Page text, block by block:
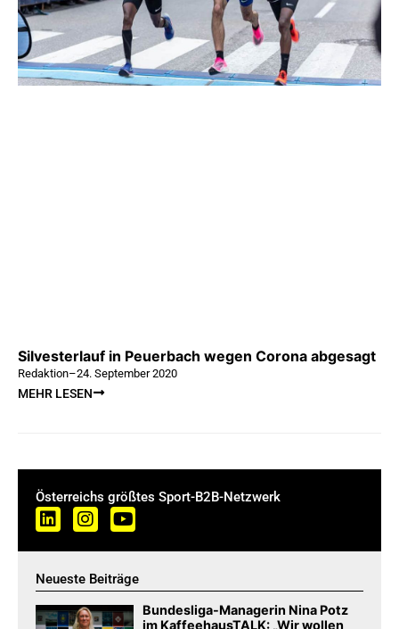
Silvesterlauf in Peuerbach wegen Corona abgesagt
Redaktion–24. September 2020
MEHR LESEN
Österreichs größtes Sport-B2B-Netzwerk
Neueste Beiträge
Bundesliga-Managerin Nina Potz
im KaffeehausTALK: „Wir wollen